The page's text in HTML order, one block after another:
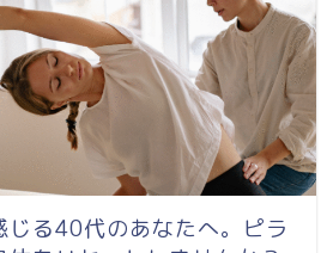
じる40代のあなたへ。ピラ